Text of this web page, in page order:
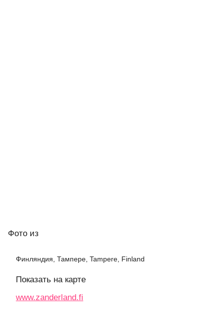
Фото из
Финляндия, Тампере, Tampere, Finland
Показать на карте
www.zanderland.fi